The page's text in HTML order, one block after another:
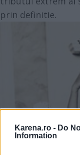
Karena.ro - Do
Information
prin definitie.